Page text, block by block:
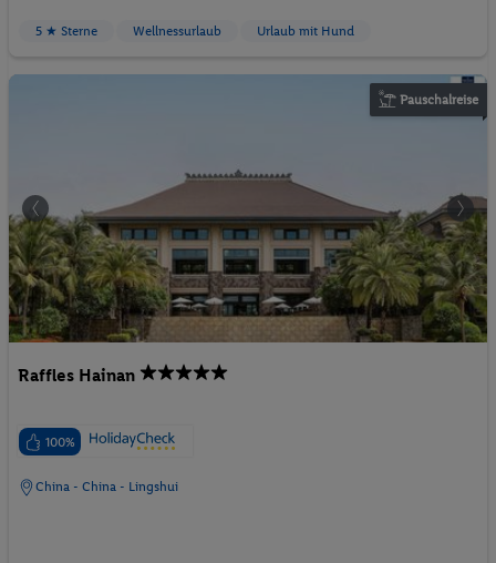
5 ★ Sterne Wellnessurlaub Urlaub mit Hund
Pauschalreise
Raffles Hainan
100%
China - China - Lingshui